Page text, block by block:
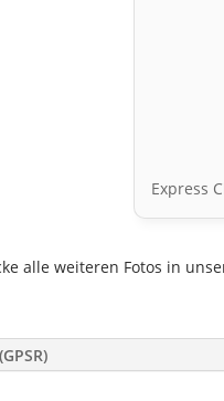
Express
alle weiteren Fotos in